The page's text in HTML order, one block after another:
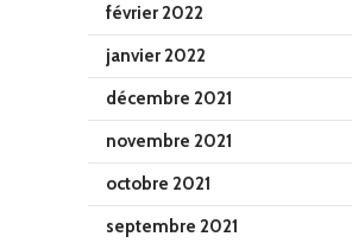
février 2022
janvier 2022
décembre 2021
novembre 2021
octobre 2021
septembre 2021